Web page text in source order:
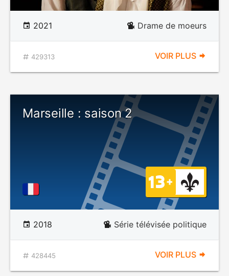
2021 Drame de moeurs
429313 VOIR PLUS
Marseille : saison 2
2018 Série télévisée politique
428445 VOIR PLUS